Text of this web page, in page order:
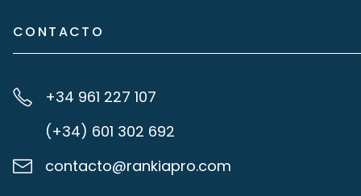
CONTACTO
+34 961 227 107
(+34) 601 302 692
contacto@rankiapro.com